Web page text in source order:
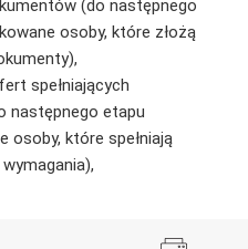
(do następnego
osoby, które złożą
spełniających
następnego etapu
osoby, które spełniają